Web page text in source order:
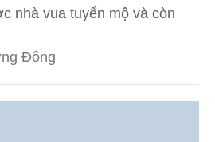
nhà vua tuyển mộ và còn
Đông